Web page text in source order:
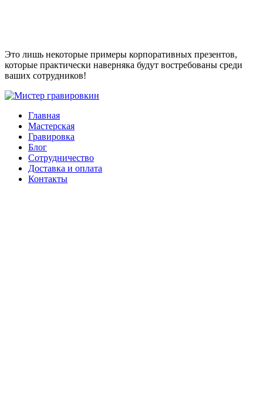
Это лишь некоторые примеры корпоративных презентов,
которые практически наверняка будут востребованы среди
ваших сотрудников!
Главная
Мастерская
Гравировка
Блог
Сотрудничество
Доставка и оплата
Контакты